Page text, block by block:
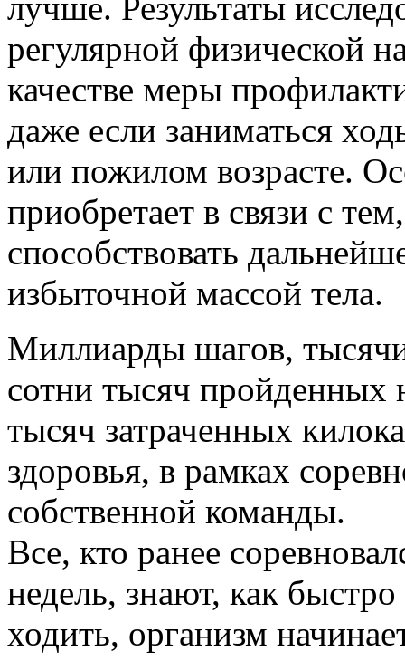
регулярной физической
качестве меры
даже если заниматься
или пожилом возрасте.
приобретает в связи с
способствовать
избыточной массой тела.
Миллиарды шагов,
сотни тысяч пройденных
тысяч затраченных
здоровья, в рамках
собственной команды.
Все, кто ранее
недель, знают, как
ходить, организм